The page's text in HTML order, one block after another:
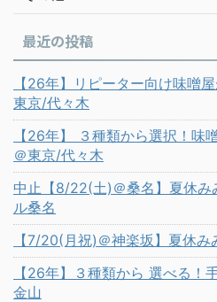
最近の投稿
【26年】リピーター向け味噌
東京/代々木
【26年】 ３種類から選択！味
＠東京/代々木
中止【8/22(土)＠桑名】夏休み
ル桑名
【7/20(月祝)＠神楽坂】夏休
【26年】３種類から 選べる！
金山